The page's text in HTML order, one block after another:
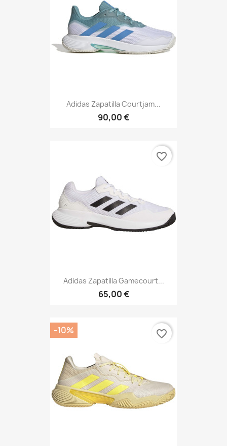
Adidas Zapatilla Courtjam...
90,00 €
Adidas Zapatilla Gamecourt...
65,00 €
favorite_border
-10% favorite_border